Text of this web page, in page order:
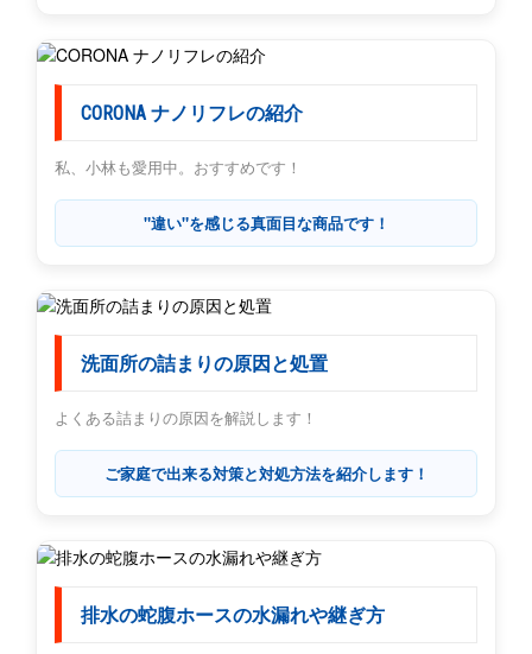
CORONA ナノリフレの紹介
私、小林も愛用中。おすすめです！
"違い"を感じる真面目な商品です！
洗面所の詰まりの原因と処置
よくある詰まりの原因を解説します！
ご家庭で出来る対策と対処方法を紹介します！
排水の蛇腹ホースの水漏れや継ぎ方